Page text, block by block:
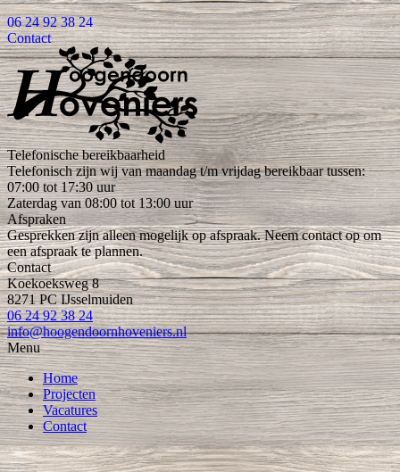
06 24 92 38 24
Contact
Telefonische bereikbaarheid
Telefonisch zijn wij van maandag t/m vrijdag bereikbaar tussen:
07:00 tot 17:30 uur
Zaterdag van 08:00 tot 13:00 uur
Afspraken
Gesprekken zijn alleen mogelijk op afspraak. Neem contact op om
een afspraak te plannen.
Contact
Koekoeksweg 8
8271 PC IJsselmuiden
06 24 92 38 24
info@hoogendoornhoveniers.nl
Menu
Home
Projecten
Vacatures
Contact